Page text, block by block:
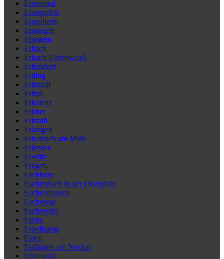
Ennepetal
Ennigerloh
Eppelheim
Eppingen
Eppstein
Erbach
Erbach (Odenwald)
Erbendorf
Erding
Erftstadt
Erfurt
Erkelenz
Erkner
Erkrath
Erlangen
Erlenbach am Main
Erlensee
Erwitte
Erzgeb.
Eschborn
Eschenbach in der Oberpfalz
Eschershausen
Eschwege
Eschweiler
Esens
Espelkamp
Essen
Esslingen am Neckar
Ettenheim